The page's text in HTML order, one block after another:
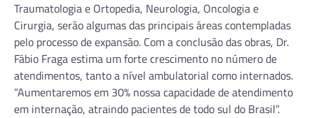
Traumatologia e Ortopedia, Neurologia, Oncologia e
Cirurgia, serão algumas das principais áreas contempladas
pelo processo de expansão. Com a conclusão das obras, Dr.
Fábio Fraga estima um forte crescimento no número de
atendimentos, tanto a nível ambulatorial como internados.
“Aumentaremos em 30% nossa capacidade de atendimento
em internação, atraindo pacientes de todo sul do Brasil”.